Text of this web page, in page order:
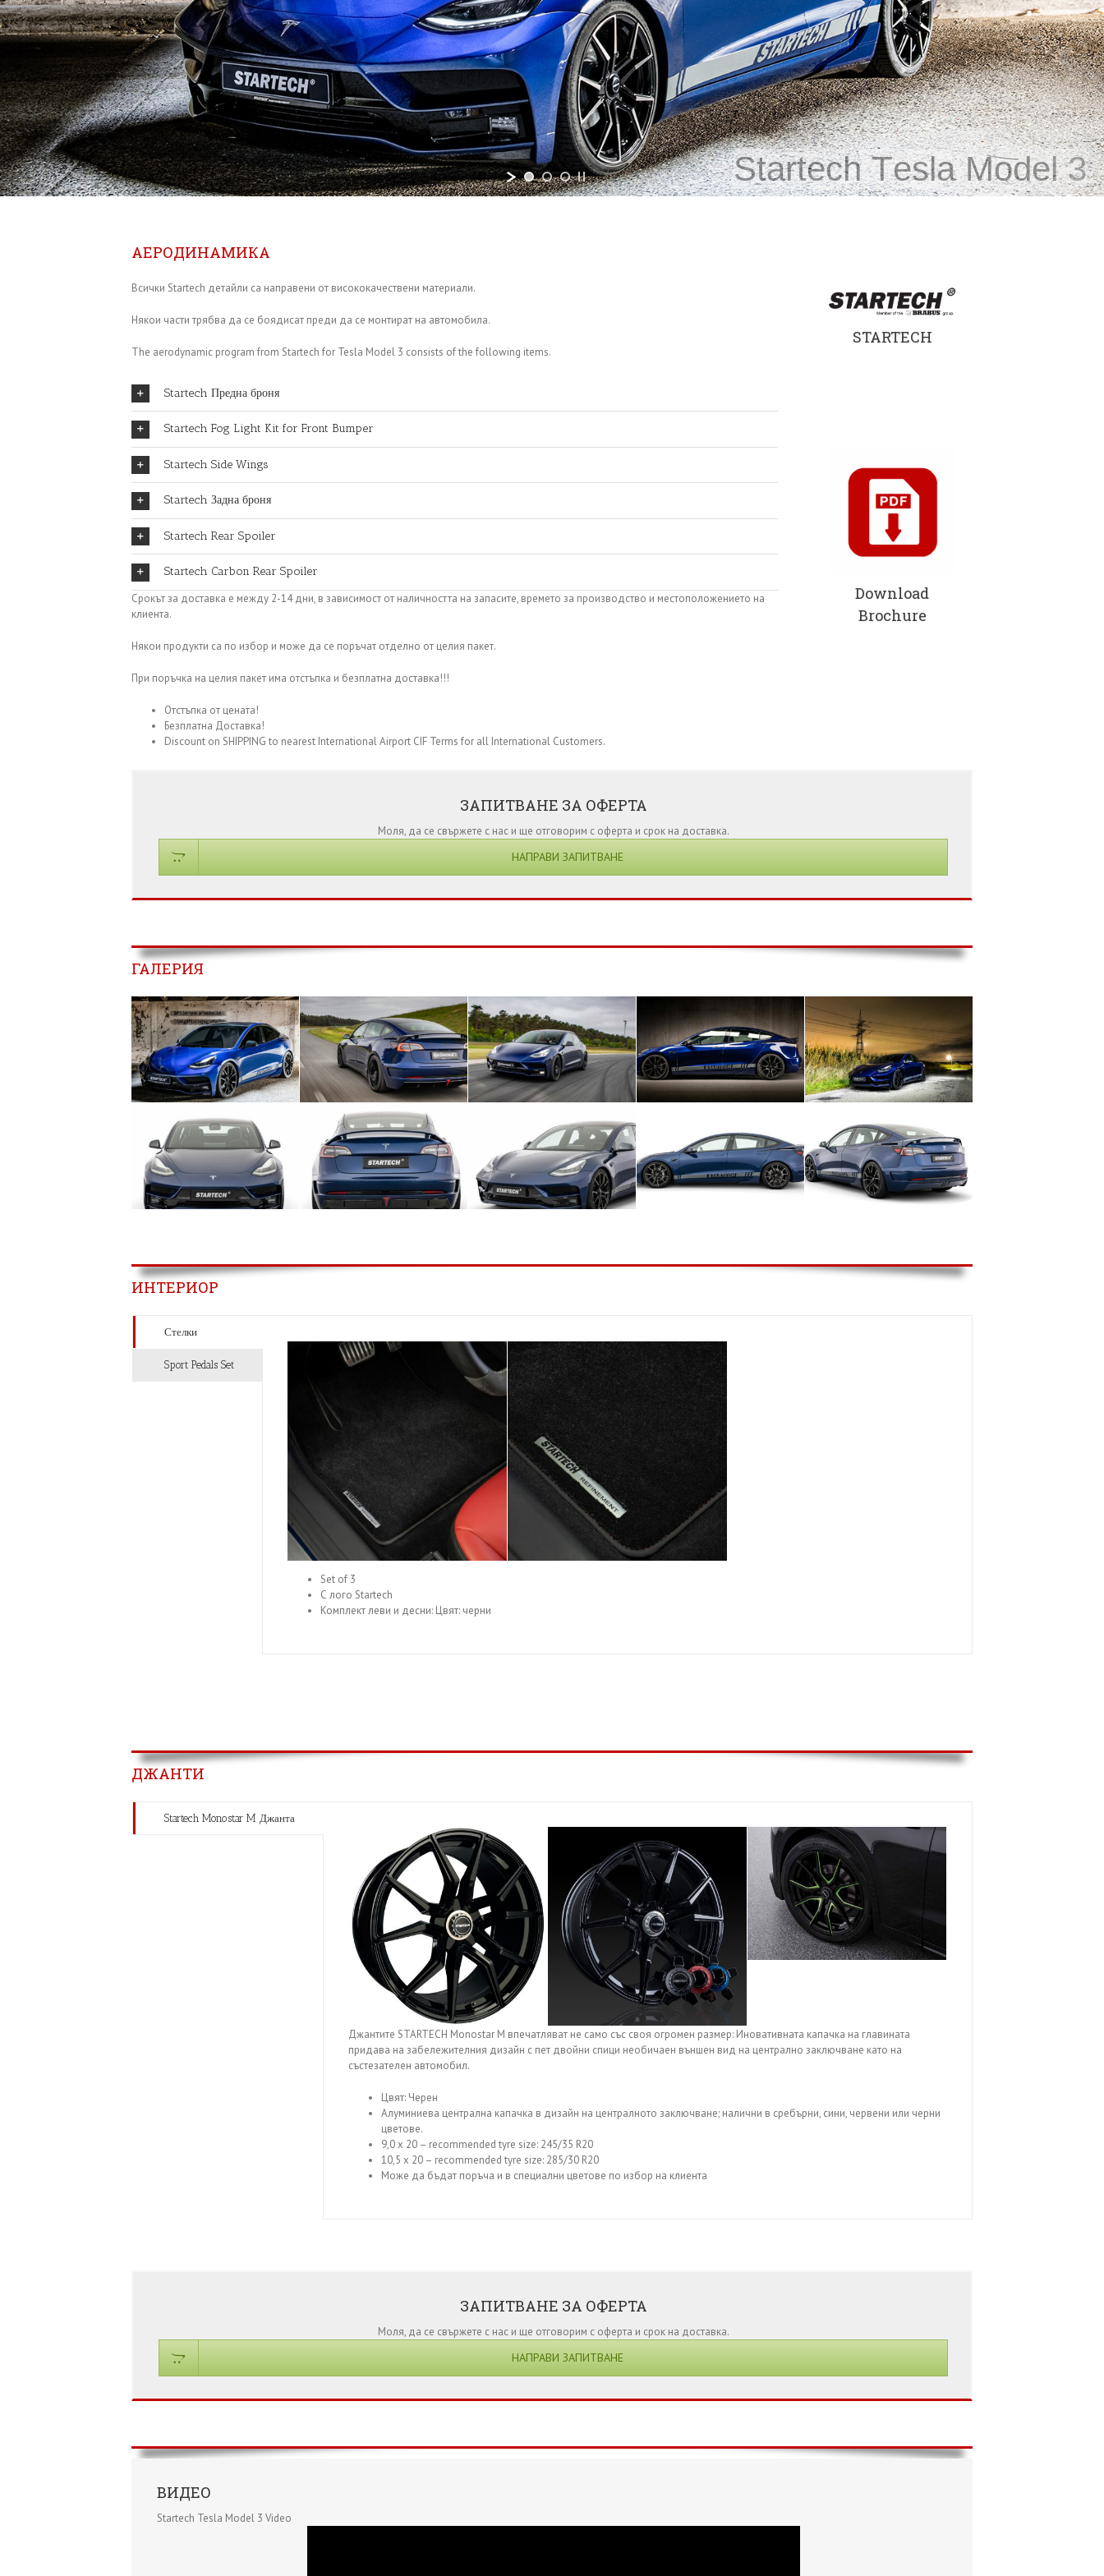
АЕРОДИНАМИКА
Всички Startech детайли са направени от висококачествени материали.
Някои части трябва да се боядисат преди да се монтират на автомобила.
The aerodynamic program from Startech for Tesla Model 3 consists of the following items.
Startech Предна броня
Startech Fog Light Kit for Front Bumper
Startech Side Wings
Startech Задна броня
Startech Rear Spoiler
Startech Carbon Rear Spoiler
Срокът за доставка е между 2-14 дни, в зависимост от наличността на запасите, времето за производство и местоположението на
клиента.
Някои продукти са по избор и може да се поръчат отделно от целия пакет.
При поръчка на целия пакет има отстъпка и безплатна доставка!!!
Отстъпка от цената!
Безплатна Доставка!
Discount on SHIPPING to nearest International Airport CIF Terms for all International Customers.
STARTECH
Натисни Тук
Download
Brochure
Натисни Тук
ЗАПИТВАНЕ ЗА ОФЕРТА
Моля, да се свържете с нас и ще отговорим с оферта и срок на доставка.
НАПРАВИ ЗАПИТВАНЕ
ГАЛЕРИЯ
ИНТЕРИОР
Стелки
Sport Pedals Set
Set of 3
С лого Startech
Комплект леви и десни: Цвят: черни
ДЖАНТИ
Startech Monostar M Джанта
Джантите STARTECH Monostar M впечатляват не само със своя огромен размер: Иновативната капачка на главината
придава на забележителния дизайн с пет двойни спици необичаен външен вид на централно заключване като на
състезателен автомобил.
Цвят: Черен
Алуминиева централна капачка в дизайн на централното заключване; налични в сребърни, сини, червени или черни
цветове.
9,0 x 20 – recommended tyre size: 245/35 R20
10,5 x 20 – recommended tyre size: 285/30 R20
Може да бъдат поръча и в специални цветове по избор на клиента
ЗАПИТВАНЕ ЗА ОФЕРТА
Моля, да се свържете с нас и ще отговорим с оферта и срок на доставка.
НАПРАВИ ЗАПИТВАНЕ
ВИДЕО
Startech Tesla Model 3 Video